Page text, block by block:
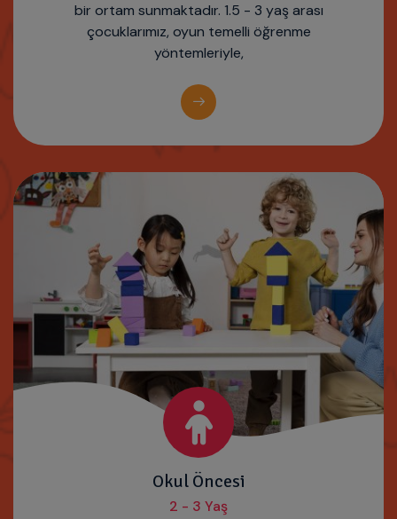
bir ortam sunmaktadır. 1.5 - 3 yaş arası
çocuklarımız, oyun temelli öğrenme
yöntemleriyle,
Okul Öncesi
2 - 3 Yaş